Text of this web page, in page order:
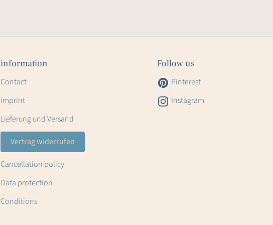
information
Contact
imprint
Lieferung und Versand
Vertrag widerrufen
Cancellation policy
Data protection
Conditions
Follow us
Pinterest
Instagram